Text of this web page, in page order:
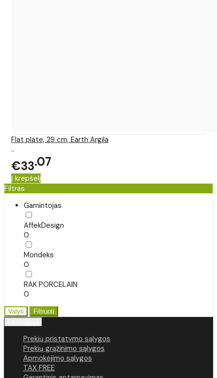
Flat plate, 29 cm, Earth Argila
..
€33 07
Į krepšelį
Filtras
Gamintojas
AffekDesign
0
Mondeks
0
RAK PORCELAIN
0
Valyti
Filtruoti
Prekių pristatymo sąlygos
Prekių grąžinimo sąlygos
Apmokėjimo sąlygos
TAX FREE